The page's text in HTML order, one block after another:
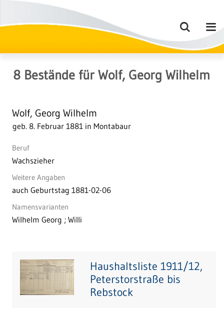
8 Bestände für Wolf, Georg Wilhelm
Wolf, Georg Wilhelm
geb. 8. Februar 1881 in Montabaur
Beruf
Wachszieher
Weitere Angaben
auch Geburtstag 1881-02-06
Namensvarianten
Wilhelm Georg ; Willi
Haushaltsliste 1911/12,
Peterstorstraße bis
Rebstock